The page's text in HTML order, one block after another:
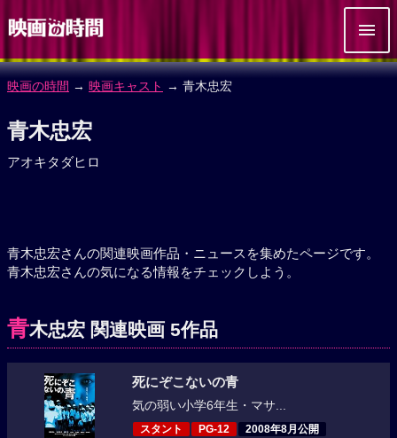
映画の時間 → 映画キャスト → 青木忠宏
青木忠宏
アオキタダヒロ
青木忠宏さんの関連映画作品・ニュースを集めたページです。
青木忠宏さんの気になる情報をチェックしよう。
青木忠宏 関連映画 5作品
死にぞこないの青
気の弱い小学6年生・マサ...
スタント PG-12 2008年8月公開